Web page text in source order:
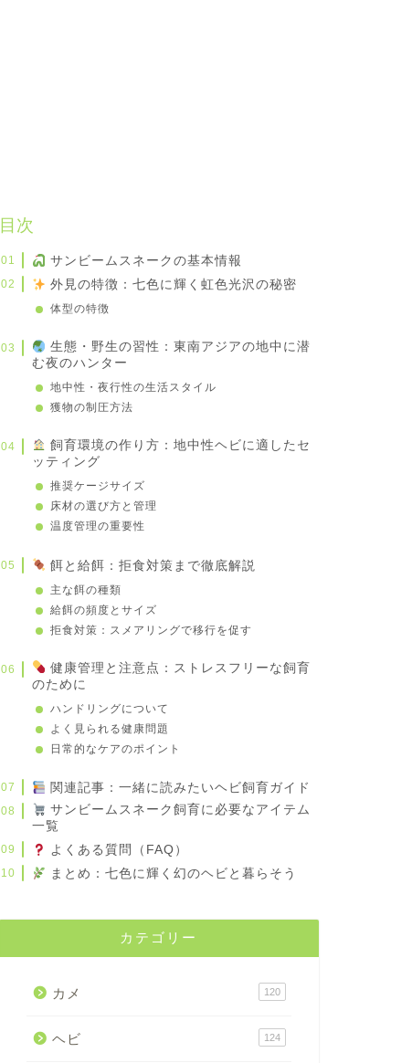
目次
サンビームスネークの基本情報
外見の特徴：七色に輝く虹色光沢の秘密
体型の特徴
生態・野生の習性：東南アジアの地中に潜
む夜のハンター
地中性・夜行性の生活スタイル
獲物の制圧方法
飼育環境の作り方：地中性ヘビに適したセ
ッティング
推奨ケージサイズ
床材の選び方と管理
温度管理の重要性
餌と給餌：拒食対策まで徹底解説
主な餌の種類
給餌の頻度とサイズ
拒食対策：スメアリングで移行を促す
健康管理と注意点：ストレスフリーな飼育
のために
ハンドリングについて
よく見られる健康問題
日常的なケアのポイント
関連記事：一緒に読みたいヘビ飼育ガイド
サンビームスネーク飼育に必要なアイテム
一覧
よくある質問（FAQ）
まとめ：七色に輝く幻のヘビと暮らそう
カテゴリー
カメ 120
ヘビ 124